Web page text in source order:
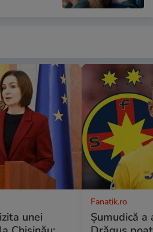
unei
Fanatik.ro
Șumudică a